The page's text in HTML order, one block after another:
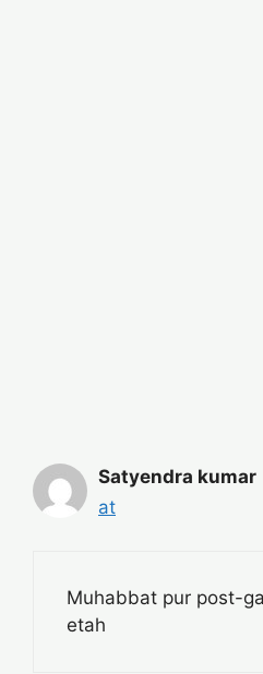
Satyendra kumar
at
Muhabbat pur post-
etah